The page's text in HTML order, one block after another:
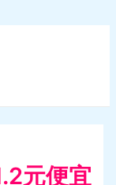
元便宜